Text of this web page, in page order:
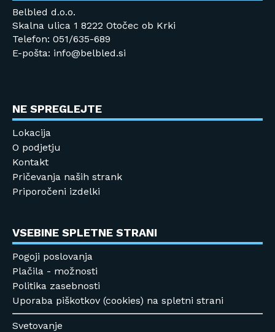
Belbled d.o.o.
Skalna ulica 1 8222 Otočec ob Krki
Telefon: 051/635-689
E-pošta: info@belbled.si
NE SPREGLEJTE
Lokacija
O podjetju
Kontakt
Pričevanja naših strank
Priporočeni izdelki
VSEBINE SPLETNE STRANI
Pogoji poslovanja
Plačila - možnosti
Politika zasebnosti
Uporaba piškotkov (cookies) na spletni strani
Svetovanje